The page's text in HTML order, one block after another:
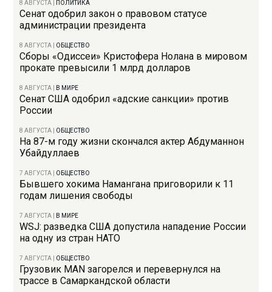
8 АВГУСТА ПОЛИТИКА
Сенат одобрил закон о правовом статусе
администрации президента
8 АВГУСТА ОБЩЕСТВО
Сборы «Одиссеи» Кристофера Нолана в мировом
прокате превысили 1 млрд долларов
8 АВГУСТА В МИРЕ
Сенат США одобрил «адские санкции» против
России
8 АВГУСТА ОБЩЕСТВО
На 87-м году жизни скончался актер Абдуманнон
Убайдуллаев
7 АВГУСТА ОБЩЕСТВО
Бывшего хокима Намангана приговорили к 11
годам лишения свободы
7 АВГУСТА В МИРЕ
WSJ: разведка США допустила нападение России
на одну из стран НАТО
7 АВГУСТА ОБЩЕСТВО
Грузовик MAN загорелся и перевернулся на
трассе в Самаркандской области